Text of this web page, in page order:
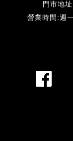
門市地
營業時間:週